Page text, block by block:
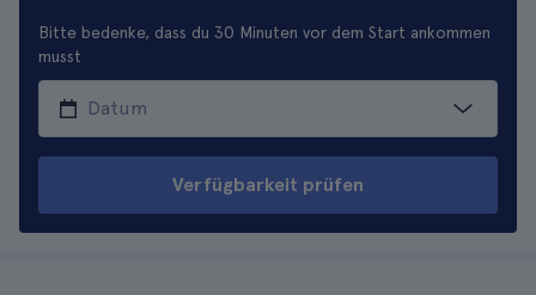
Bitte bedenke, dass du 30 Minuten vor dem Start ankommen
musst
Verfügbarkeit prüfen